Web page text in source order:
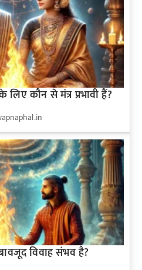
कौन से मंत्र प्रभावी हैं?
विवाह संभव है?